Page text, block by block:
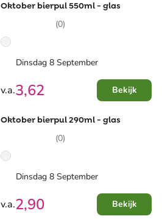
Oktober bierpul 550ml - glas
(0)
Dinsdag 8 September
v.a.3,62 Bekijk
Oktober bierpul 290ml - glas
(0)
Dinsdag 8 September
v.a.2,90 Bekijk